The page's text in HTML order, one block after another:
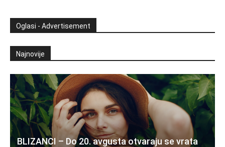
Oglasi - Advertisement
Najnovije
BLIZANCI – Do 20. avgusta otvaraju se vrata